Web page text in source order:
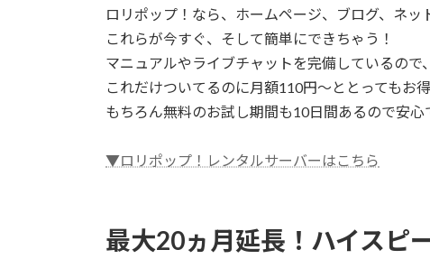
ロリポップ！なら、ホームページ、ブログ、ネッ
これらが今すぐ、そして簡単にできちゃう！
マニュアルやライブチャットを完備しているので
これだけついてるのに月額110円～ととってもお得
もちろん無料のお試し期間も10日間あるので安心
▼ロリポップ！レンタルサーバーはこちら
最大20ヵ月延長！ハイスピ